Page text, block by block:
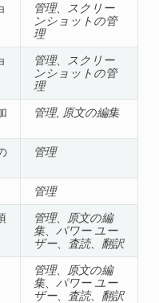
管理、
スクリー
ンショットの管
理
管理、
スクリー
ンショットの管
理
管理, 原文の編集
管理
管理
管理、
原文の編
集、 パワー ユー
ザー、 査読、 翻訳
管理、
原文の編
集、 パワー ユー
ザー、 査読、 翻訳